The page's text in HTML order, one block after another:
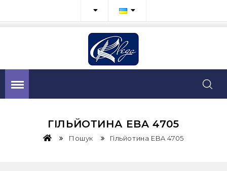
ГІЛЬЙОТИНА EBA 4705
Пошук Гільйотина EBA 4705